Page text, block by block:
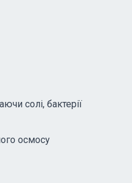
солі, бактерії
осмосу